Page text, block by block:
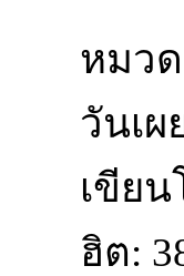
หมว
วันเผ
เขียน
ฮิต: